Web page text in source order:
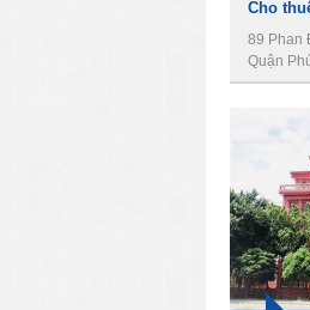
89 Phan
Quận
Minh